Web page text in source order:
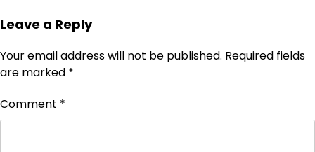
Leave a Reply
Your email address will not be published. Required fields
are marked *
Comment *